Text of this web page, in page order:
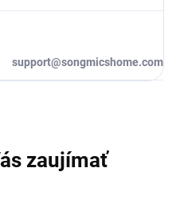
support@songmicshome.com
zaujímať